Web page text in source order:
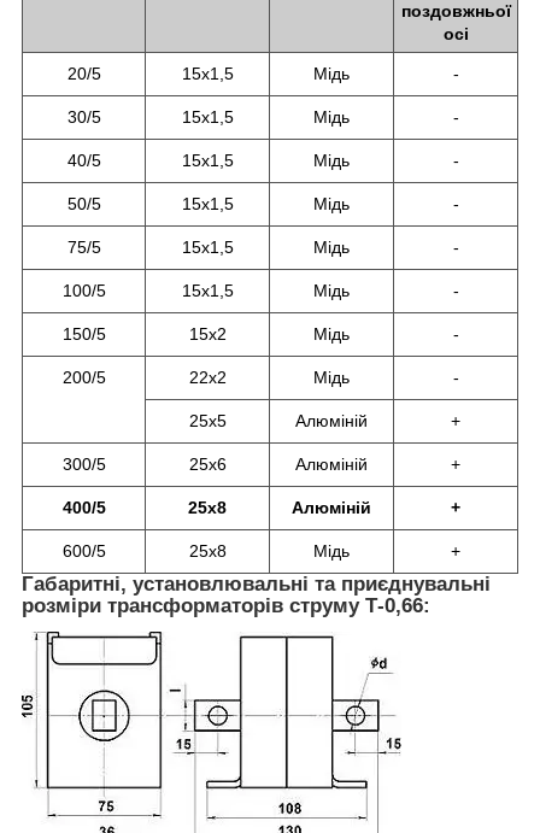
поздовжньої
осі
20/5 15х1,5 Мідь -
30/5 15х1,5 Мідь -
40/5 15х1,5 Мідь -
50/5 15х1,5 Мідь -
75/5 15х1,5 Мідь -
100/5 15х1,5 Мідь -
150/5 15х2 Мідь -
200/5 22х2 Мідь -
25х5 Алюміній +
300/5 25х6 Алюміній +
400/5 25х8 Алюміній +
600/5 25х8 Мідь +
Габаритні, установлювальні та приєднувальні
розміри трансформаторів струму Т-0,66: